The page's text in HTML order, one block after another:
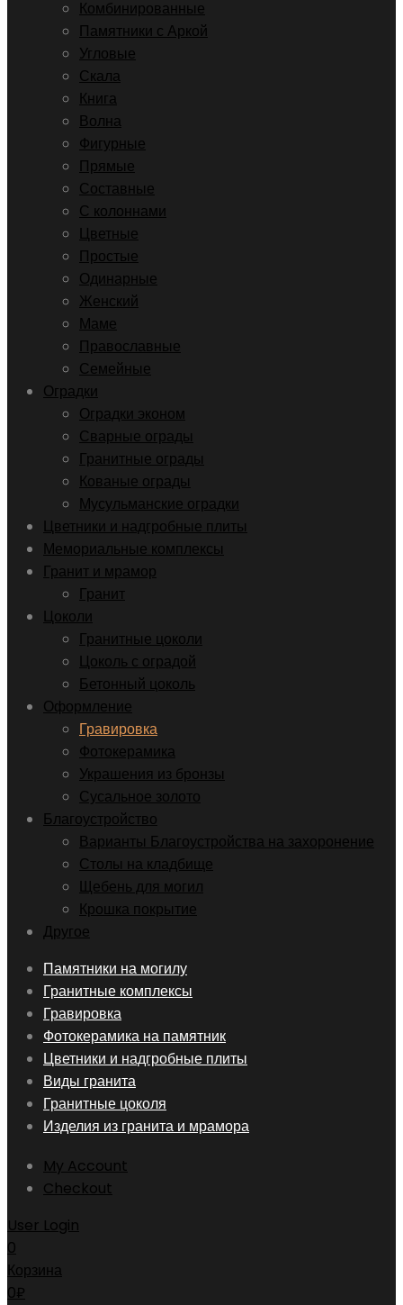
Комбинированные
Памятники с Аркой
Угловые
Скала
Книга
Волна
Фигурные
Прямые
Составные
С колоннами
Цветные
Простые
Одинарные
Женский
Маме
Православные
Семейные
Оградки
Оградки эконом
Сварные ограды
Гранитные ограды
Кованые ограды
Мусульманские оградки
Цветники и надгробные плиты
Мемориальные комплексы
Гранит и мрамор
Гранит
Цоколи
Гранитные цоколи
Цоколь с оградой
Бетонный цоколь
Оформление
Гравировка
Фотокерамика
Украшения из бронзы
Сусальное золото
Благоустройство
Варианты Благоустройства на захоронение
Столы на кладбище
Щебень для могил
Крошка покрытие
Другое
Skip
content
Памятники на могилу
Гранитные комплексы
Гравировка
Фотокерамика на памятник
Цветники и надгробные плиты
Виды гранита
Гранитные цоколя
Изделия из гранита и мрамора
My Account
Checkout
User Login
0
Корзина
0₽